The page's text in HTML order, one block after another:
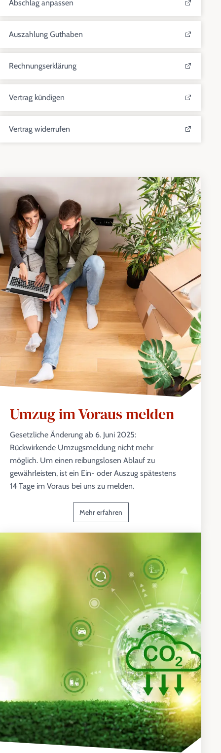
Abschlag anpassen
Auszahlung Guthaben
Rechnungserklärung
Vertrag kündigen
Vertrag widerrufen
Umzug im Voraus melden
Gesetzliche Änderung ab 6. Juni 2025:
Rückwirkende Umzugsmeldung nicht mehr
möglich. Um einen reibungslosen Ablauf zu
gewährleisten, ist ein Ein- oder Auszug spätestens
14 Tage im Voraus bei uns zu melden.
Mehr erfahren